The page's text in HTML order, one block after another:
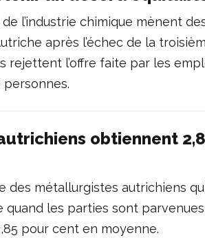
l’industrie chimique mènent
après l’échec de la
rejettent l’offre faite par les
personnes.
obtiennent
des métallurgistes autrichiens
les parties sont
pour cent en moyenne.